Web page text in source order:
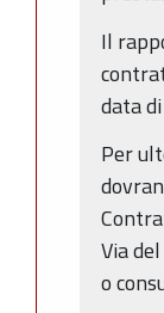
Il
data
Per
Via
o